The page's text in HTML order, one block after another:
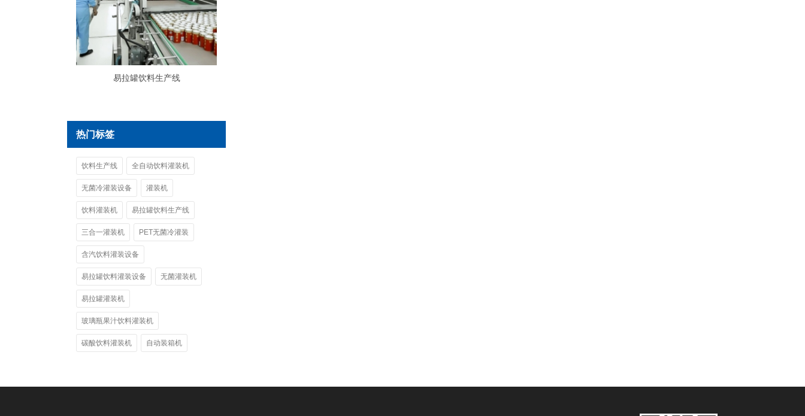
易拉罐饮料生产线
热门标签
饮料生产线 全自动饮料灌装机
无菌冷灌装设备 灌装机
饮料灌装机 易拉罐饮料生产线
三合一灌装机 PET无菌冷灌装
含汽饮料灌装设备
易拉罐饮料灌装设备 无菌灌装机
易拉罐灌装机
玻璃瓶果汁饮料灌装机
碳酸饮料灌装机 自动装箱机